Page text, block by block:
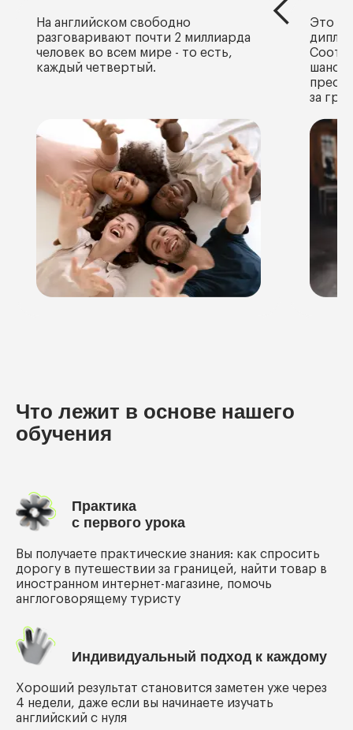
На английском свободно
разговаривают почти 2 миллиарда
человек во всем мире - то есть,
каждый четвертый.
Это
шансы
за
Что лежит в основе нашего
обучения
Практика
с первого урока
Вы получаете практические знания: как спросить
дорогу в путешествии за границей, найти товар в
иностранном интернет-магазине, помочь
англоговорящему туристу
Индивидуальный подход к каждому
Хороший результат становится заметен уже через
4 недели, даже если вы начинаете изучать
английский с нуля